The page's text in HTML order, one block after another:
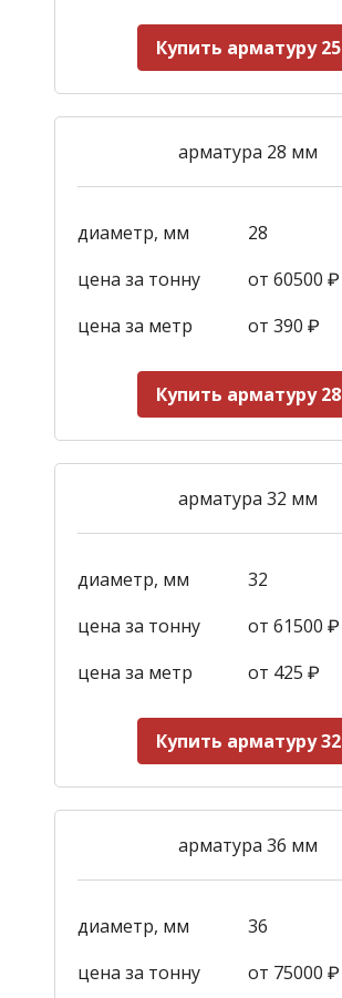
Купить арматуру 25
арматура 28 мм
диаметр, мм
28
цена за тонну
от 60500 ₽
цена за метр
от 390 ₽
Купить арматуру 28
арматура 32 мм
диаметр, мм
32
цена за тонну
от 61500 ₽
цена за метр
от 425 ₽
Купить арматуру 32
арматура 36 мм
диаметр, мм
36
цена за тонну
от 75000 ₽